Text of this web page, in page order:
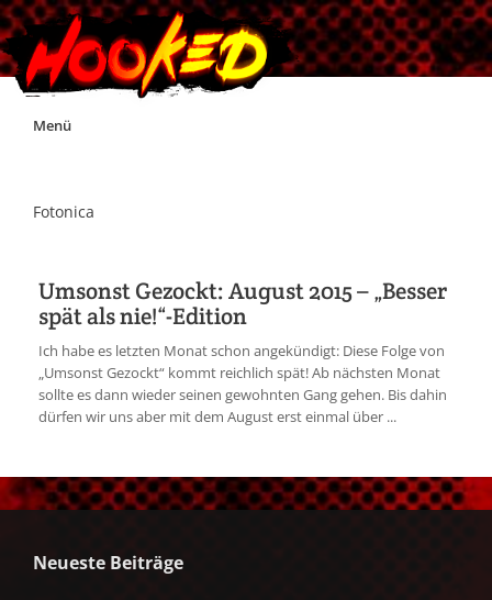
Skip
Menü
Impressum
Jobs
Fotonica
Umsonst Gezockt: August 2015 – „Besser
spät als nie!“-Edition
Ich habe es letzten Monat schon angekündigt: Diese Folge von
„Umsonst Gezockt“ kommt reichlich spät! Ab nächsten Monat
sollte es dann wieder seinen gewohnten Gang gehen. Bis dahin
dürfen wir uns aber mit dem August erst einmal über ...
Neueste Beiträge